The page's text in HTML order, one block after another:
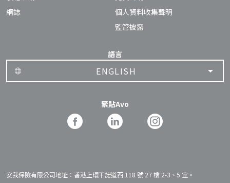
網誌
個人資料收集聲明
監管披露
語言
ENGLISH
緊貼Avo
安我保險有限公司地址：香港上環干諾道西 118 號 27 樓 2-3、5 室。